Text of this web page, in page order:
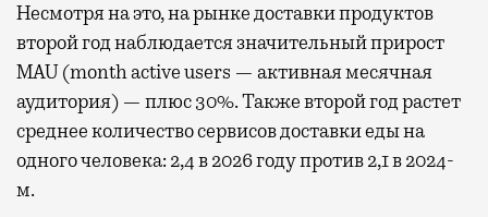
Несмотря на это, на рынке доставки продуктов
второй год наблюдается значительный прирост
MAU (month active users — активная месячная
аудитория) — плюс 30%. Также второй год растет
среднее количество сервисов доставки еды на
одного человека: 2,4 в 2026 году против 2,1 в 2024-
м.